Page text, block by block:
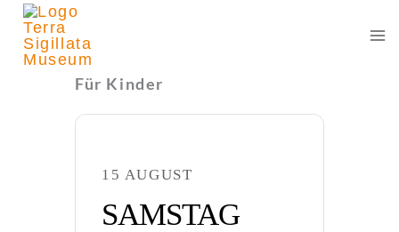
Zum
Inhalt
springen
Für Kinder
15 AUGUST
SAMSTAG